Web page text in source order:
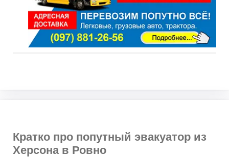
Кратко про попутный эвакуатор из
Херсона в Ровно